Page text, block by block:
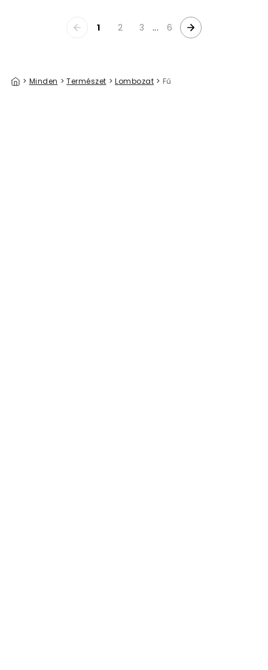
1 2 3 ... 6
> Minden > Természet > Lombozat > Fű